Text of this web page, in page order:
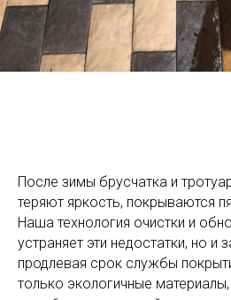
После зимы брусчатка и
теряют яркость, покрываются
Наша технология очистки и
устраняет эти недостатки, но и
продлевая срок службы
только экологичные